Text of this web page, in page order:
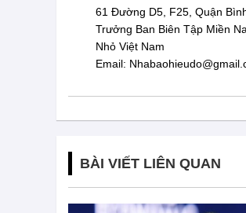
61 Đường D5, F25, Quận
Trưởng Ban Biên Tập Miền
Nhỏ Việt Nam
Email:
BÀI VIẾT LIÊN QUAN